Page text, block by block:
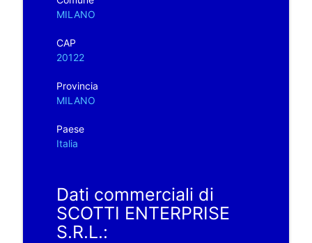
MILANO
CAP
20122
Provincia
MILANO
Paese
Italia
Dati commerciali di
SCOTTI ENTERPRISE
S.R.L.: